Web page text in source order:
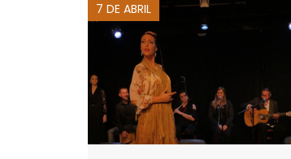
7 DE ABRIL